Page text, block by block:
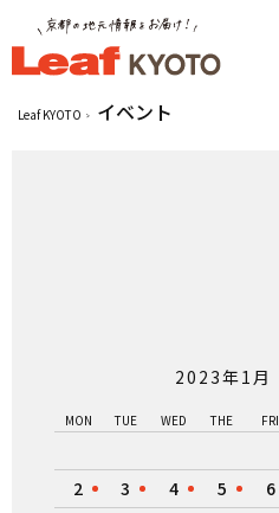
Leaf KYOTO イベント
2023年1月
MON TUE WED THE FRI
2
3 4 5 6